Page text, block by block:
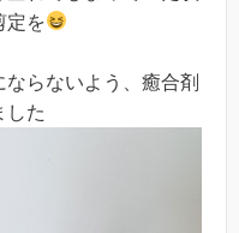
定を
らないよう、癒合剤
した